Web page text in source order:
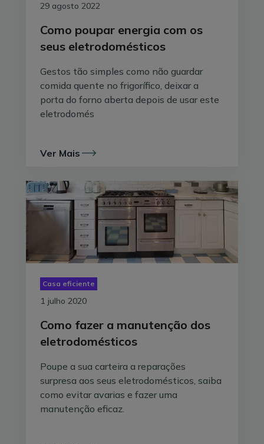
29 agosto 2022
Como poupar energia com os
seus eletrodomésticos
Gestos tão simples como não guardar
comida quente no frigorífico, deixar a
porta do forno aberta depois de usar este
eletrodomés
Ver Mais
Casa eficiente
1 julho 2020
Como fazer a manutenção dos
eletrodomésticos
Poupe a sua carteira a reparações
surpresa aos seus eletrodomésticos, saiba
como evitar avarias e fazer uma
manutenção eficaz.